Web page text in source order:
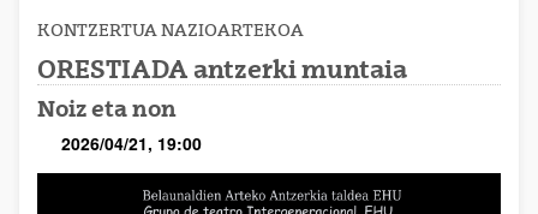
KONTZERTUA NAZIOARTEKOA
ORESTIADA antzerki muntaia
Noiz eta non
2026/04/21, 19:00